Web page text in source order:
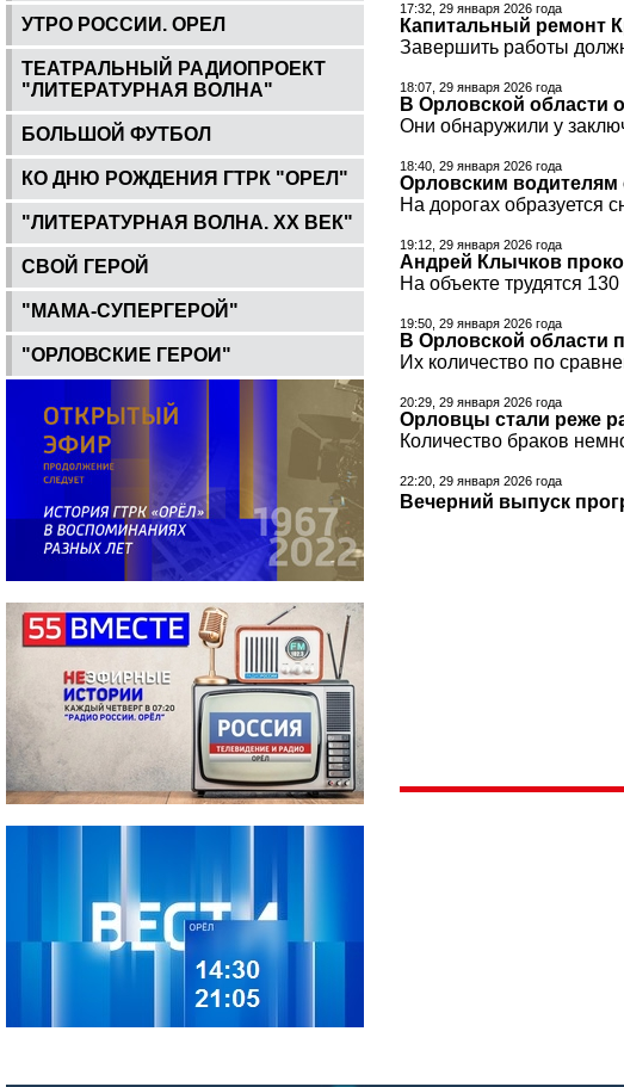
УТРО РОССИИ. ОРЕЛ
ТЕАТРАЛЬНЫЙ РАДИОПРОЕКТ
"ЛИТЕРАТУРНАЯ ВОЛНА"
БОЛЬШОЙ ФУТБОЛ
КО ДНЮ РОЖДЕНИЯ ГТРК "ОРЕЛ"
"ЛИТЕРАТУРНАЯ ВОЛНА. ХХ ВЕК"
СВОЙ ГЕРОЙ
"МАМА-СУПЕРГЕРОЙ"
"ОРЛОВСКИЕ ГЕРОИ"
17:32, 29 января 2026 года
Капитальный ремонт
Завершить работы
18:07, 29 января 2026 года
В Орловской области
Они обнаружили у
18:40, 29 января 2026 года
Орловским водителям
На дорогах образуется
19:12, 29 января 2026 года
Андрей Клычков
На объекте трудятся 130
19:50, 29 января 2026 года
В Орловской области
Их количество по
20:29, 29 января 2026 года
Орловцы стали реже
Количество браков
22:20, 29 января 2026 года
Вечерний выпуск